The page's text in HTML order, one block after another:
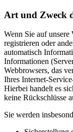
Art und Zweck
Wenn Sie auf
registrieren oder
automatisch
Informationen
Webbrowsers, das
Ihres Internet-
Hierbei handelt es
keine Rückschlüsse
Sie werden